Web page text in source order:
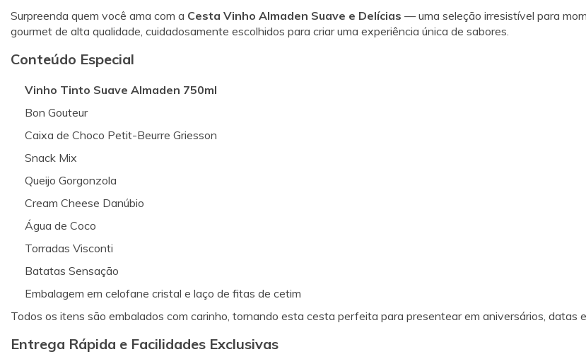
Surpreenda quem você ama com a Cesta Vinho Almaden Suave e Delícias — uma seleção irresistível para
gourmet de alta qualidade, cuidadosamente escolhidos para criar uma experiência única de sabores.
Conteúdo Especial
Vinho Tinto Suave Almaden 750ml
Bon Gouteur
Caixa de Choco Petit-Beurre Griesson
Snack Mix
Queijo Gorgonzola
Cream Cheese Danúbio
Água de Coco
Torradas Visconti
Batatas Sensação
Embalagem em celofane cristal e laço de fitas de cetim
Todos os itens são embalados com carinho, tornando esta cesta perfeita para presentear em aniversários, datas
Entrega Rápida e Facilidades Exclusivas